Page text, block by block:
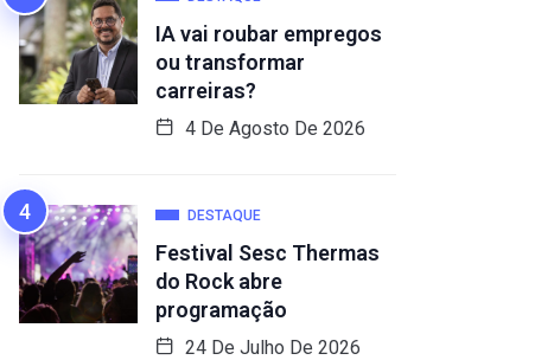
IA vai roubar empregos
ou transformar
carreiras?
4 De Agosto De 2026
DESTAQUE
Festival Sesc Thermas
do Rock abre
programação
24 De Julho De 2026